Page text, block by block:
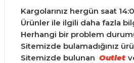
Kargolarınız hergün saat
Ürünler ile ilgili daha fazla
Herhangi bir problem
Sitemizde bulamadığınız
Sitemizde bulunan Outlet